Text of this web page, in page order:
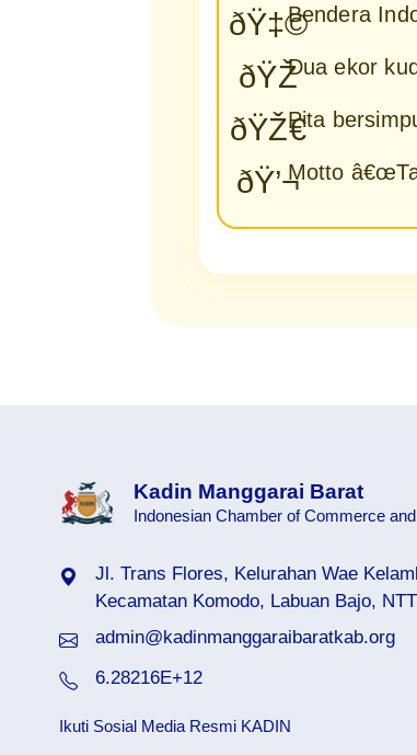
ðŸ‡©Bendera
ðŸŽDua ekor
ðŸŽ€Pita
ðŸ’¬Motto
Kadin Manggarai Barat
Indonesian Chamber of Commerce
Jl. Trans Flores, Kelurahan Wae
Kecamatan Komodo, Labuan Bajo,
admin@kadinmanggaraibaratkab.org
6.28216E+12
Ikuti Sosial Media Resmi KADIN
kadinciruas.org
kadinwaysulan.org